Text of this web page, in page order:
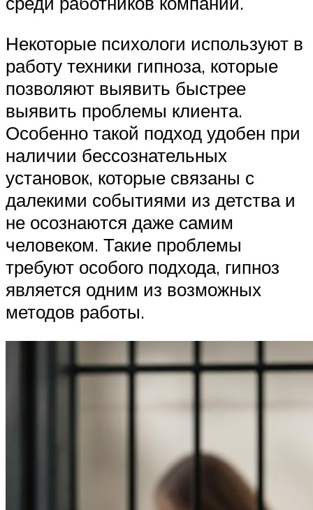
Некоторые психологи используют в
работу техники гипноза, которые
позволяют выявить быстрее
выявить проблемы клиента.
Особенно такой подход удобен при
наличии бессознательных
установок, которые связаны с
далекими событиями из детства и
не осознаются даже самим
человеком. Такие проблемы
требуют особого подхода, гипноз
является одним из возможных
методов работы.